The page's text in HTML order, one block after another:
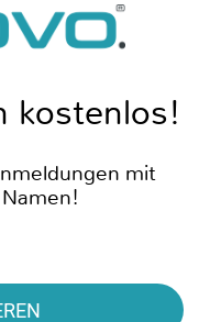
kostenlos!
mit